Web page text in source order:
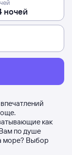
как
по душе
море? Выбор